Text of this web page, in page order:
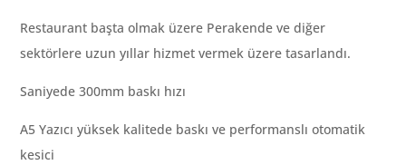
Restaurant başta olmak üzere Perakende ve diğer
sektörlere uzun yıllar hizmet vermek üzere tasarlandı.
Saniyede 300mm baskı hızı
A5 Yazıcı yüksek kalitede baskı ve performanslı otomatik
kesici